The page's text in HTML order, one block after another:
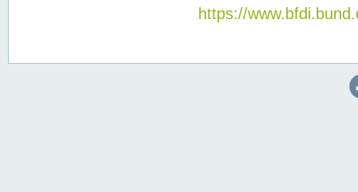
https://